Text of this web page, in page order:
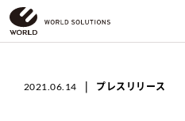
2021.06.14 | プレスリリース